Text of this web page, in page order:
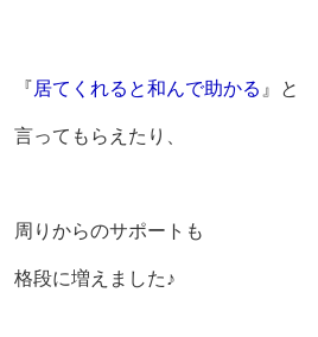
『居てくれると和んで助かる 』と
言ってもらえたり、
周りからのサポートも
格段に増えました♪